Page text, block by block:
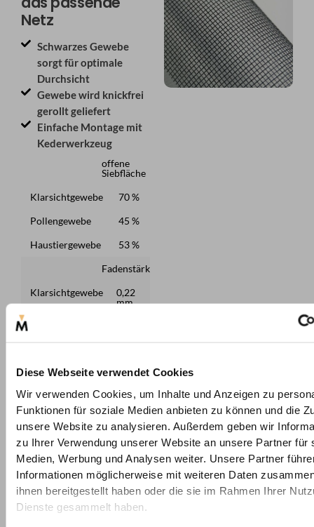
Diese Webseite verwendet Cookies
Wir verwenden Cookies, um Inhalte und Anzeigen zu
Funktionen für soziale Medien anbieten zu können und die
unsere Website zu analysieren. Außerdem geben wir
zu Ihrer Verwendung unserer Website an unsere Partner für
Medien, Werbung und Analysen weiter. Unsere Partner
Informationen möglicherweise mit weiteren Daten
ihnen bereitgestellt haben oder die sie im Rahmen Ihrer
Dienste gesammelt haben.
Netz
Schwarzes Gewebe
sorgt für optimale
Durchsicht
Gewebe wird knickfrei
gerollt geliefert
Einfache Montage mit
Kederwerkzeug
offene
Siebfläche
Klarsichtgewebe
70 %
Pollengewebe
45 %
Haustiergewebe
53 %
Fadenstärke
Klarsichtgewebe
0,22
mm
mm
Maschenweite
Klarsichtgewebe
1,4 x
1,4
Pollengewebe
Haustiergewebe
1,7 x
1,7
mm